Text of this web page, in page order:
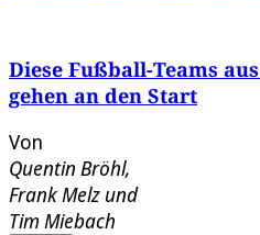
Diese Fußball-Teams
gehen an den Start
Von
Quentin Bröhl,
Frank Melz und
Tim Miebach